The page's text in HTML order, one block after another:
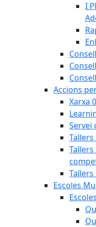
I
Accions
Xarxa
Servei
Escoles